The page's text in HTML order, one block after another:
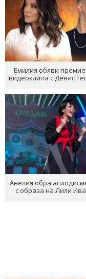
Емилия обяви
видеоклипа с Денис
Анелия обра
с образа на Лили